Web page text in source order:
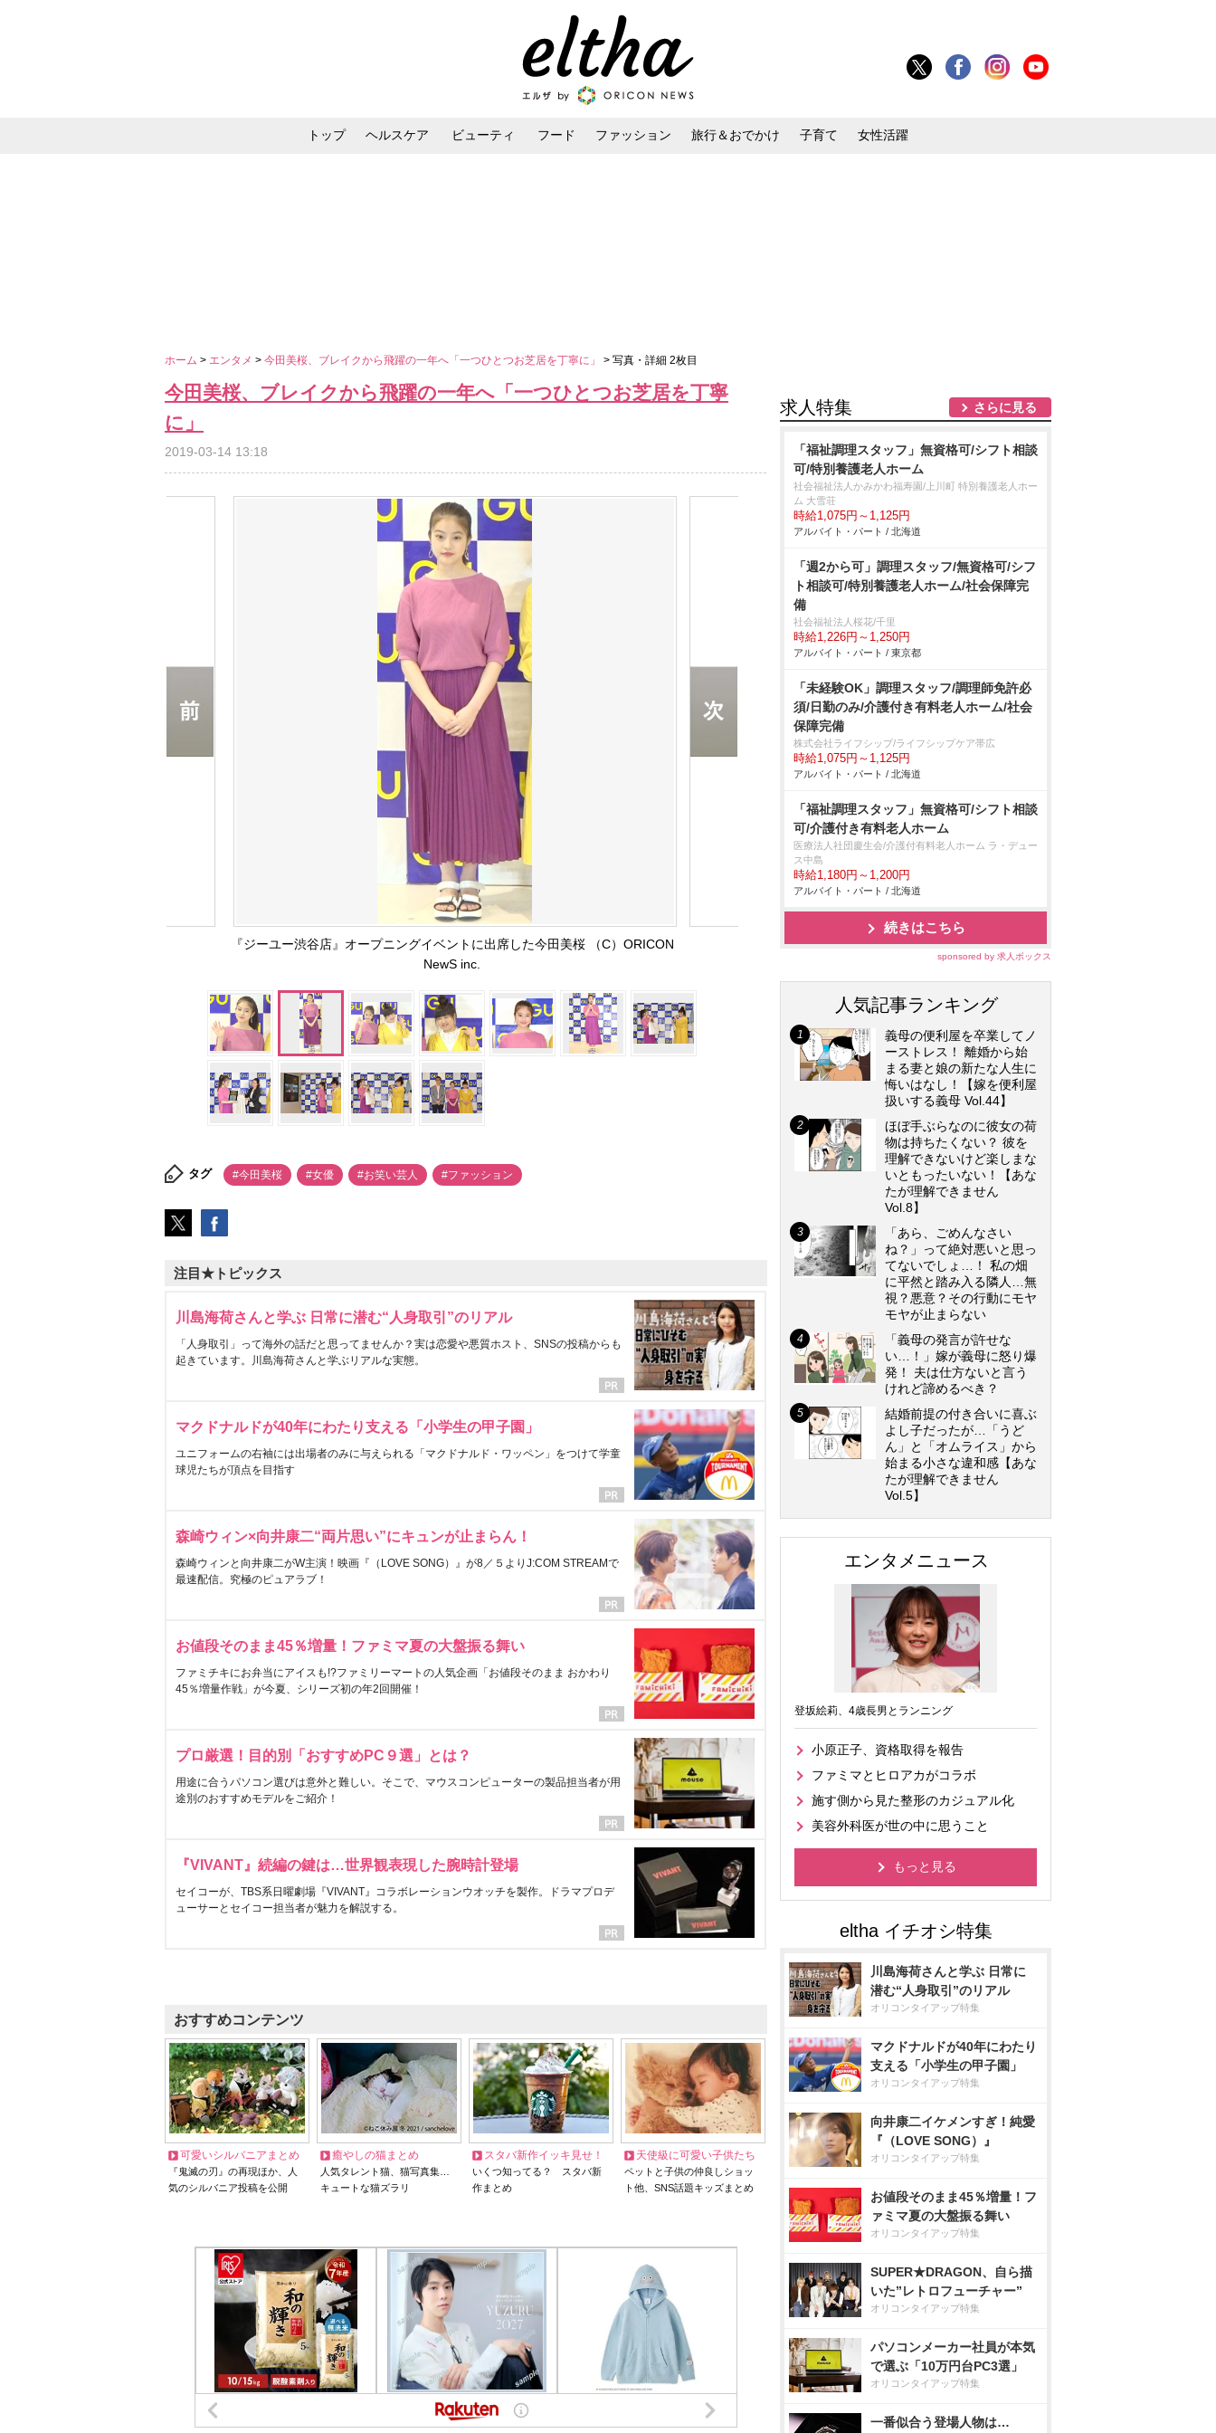
トップ ヘルスケア ビューティ フード ファッション 旅行＆おでかけ 子育て 女性活躍
ホーム > エンタメ > 今田美桜、ブレイクから飛躍の一年へ「一つひとつお芝居を丁寧に」 > 写真・詳細 2枚目
今田美桜、ブレイクから飛躍の一年へ「一つひとつお芝居を丁寧
に」
2019-03-14 13:18
『ジーユー渋谷店』オープニングイベントに出席した今田美桜 （C）ORICON
NewS inc.
タグ #今田美桜 #女優 #お笑い芸人 #ファッション
注目★トピックス
川島海荷さんと学ぶ 日常に潜む“人身取引”のリアル
「人身取引」って海外の話だと思ってませんか？実は恋愛や悪質ホスト、SNSの投稿からも
起きています。川島海荷さんと学ぶリアルな実態。
マクドナルドが40年にわたり支える「小学生の甲子園」
ユニフォームの右袖には出場者のみに与えられる「マクドナルド・ワッペン」をつけて学童
球児たちが頂点を目指す
森崎ウィン×向井康二“両片思い”にキュンが止まらん！
森崎ウィンと向井康二がW主演！映画『（LOVE SONG）』が8／５よりJ:COM STREAMで
最速配信。究極のピュアラブ！
お値段そのまま45％増量！ファミマ夏の大盤振る舞い
ファミチキにお弁当にアイスも!?ファミリーマートの人気企画「お値段そのまま おかわり
45％増量作戦」が今夏、シリーズ初の年2回開催！
プロ厳選！目的別「おすすめPC９選」とは？
用途に合うパソコン選びは意外と難しい。そこで、マウスコンピューターの製品担当者が用
途別のおすすめモデルをご紹介！
『VIVANT』続編の鍵は…世界観表現した腕時計登場
セイコーが、TBS系日曜劇場『VIVANT』コラボレーションウオッチを製作。ドラマプロデ
ューサーとセイコー担当者が魅力を解説する。
おすすめコンテンツ
可愛いシルバニアまとめ
『鬼滅の刃』の再現ほか、人
気のシルバニア投稿を公開
癒やしの猫まとめ
人気タレント猫、猫写真集…
キュートな猫ズラリ
スタバ新作イッキ見せ！
いくつ知ってる？ スタバ新
作まとめ
天使級に可愛い子供たち
ペットと子供の仲良しショッ
ト他、SNS話題キッズまとめ
求人特集 さらに見る
「福祉調理スタッフ」無資格可/シフト相談
可/特別養護老人ホーム
社会福祉法人かみかわ福寿園/上川町 特別養護老人ホー
ム 大雪荘
時給1,075円～1,125円
アルバイト・パート / 北海道
「週2から可」調理スタッフ/無資格可/シフ
ト相談可/特別養護老人ホーム/社会保障完
備
社会福祉法人桜花/千里
時給1,226円～1,250円
アルバイト・パート / 東京都
「未経験OK」調理スタッフ/調理師免許必
須/日勤のみ/介護付き有料老人ホーム/社会
保障完備
株式会社ライフシップ/ライフシップケア帯広
時給1,075円～1,125円
アルバイト・パート / 北海道
「福祉調理スタッフ」無資格可/シフト相談
可/介護付き有料老人ホーム
医療法人社団慶生会/介護付有料老人ホーム ラ・デュー
ス中島
時給1,180円～1,200円
アルバイト・パート / 北海道
続きはこちら
sponsored by 求人ボックス
人気記事ランキング
義母の便利屋を卒業してノ
ーストレス！ 離婚から始
まる妻と娘の新たな人生に
悔いはなし！【嫁を便利屋
扱いする義母 Vol.44】
ほぼ手ぶらなのに彼女の荷
物は持ちたくない？ 彼を
理解できないけど楽しまな
いともったいない！【あな
たが理解できません
Vol.8】
「あら、ごめんなさい
ね？」って絶対悪いと思っ
てないでしょ…！ 私の畑
に平然と踏み入る隣人…無
視？悪意？その行動にモヤ
モヤが止まらない
「義母の発言が許せな
い…！」嫁が義母に怒り爆
発！ 夫は仕方ないと言う
けれど諦めるべき？
結婚前提の付き合いに喜ぶ
よし子だったが…「うど
ん」と「オムライス」から
始まる小さな違和感【あな
たが理解できません
Vol.5】
エンタメニュース
登坂絵莉、4歳長男とランニング
小原正子、資格取得を報告
ファミマとヒロアカがコラボ
施す側から見た整形のカジュアル化
美容外科医が世の中に思うこと
もっと見る
川島海荷さんと学ぶ 日常に
潜む“人身取引”のリアル
オリコンタイアップ特集
マクドナルドが40年にわたり
支える「小学生の甲子園」
オリコンタイアップ特集
向井康二イケメンすぎ！純愛
『（LOVE SONG）』
オリコンタイアップ特集
お値段そのまま45％増量！フ
ァミマ夏の大盤振る舞い
オリコンタイアップ特集
SUPER★DRAGON、自ら描
いた”レトロフューチャー”
オリコンタイアップ特集
パソコンメーカー社員が本気
で選ぶ「10万円台PC3選」
オリコンタイアップ特集
一番似合う登場人物は…